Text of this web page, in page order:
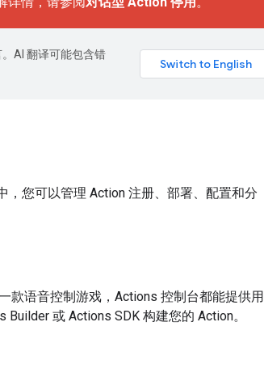
AI 翻译可能包含错
您可以管理 Action 注册、部署、配置和分
款语音控制游戏，Actions 控制台都能提供用
Builder 或 Actions SDK 构建您的 Action。